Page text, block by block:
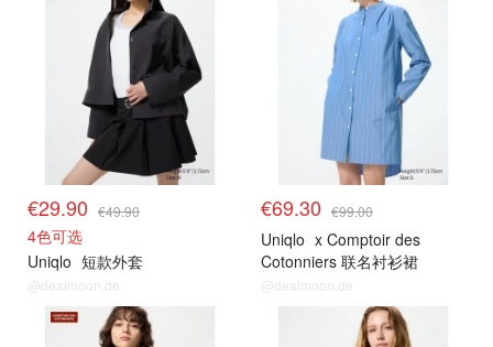
€29.90 €49.90
4色可选
Uniqlo 短款外套
@dealmoon.de
€69.30 €99.00
Uniqlo x Comptoir des
Cotonniers 联名衬衫裙
@dealmoon.de
其他精选